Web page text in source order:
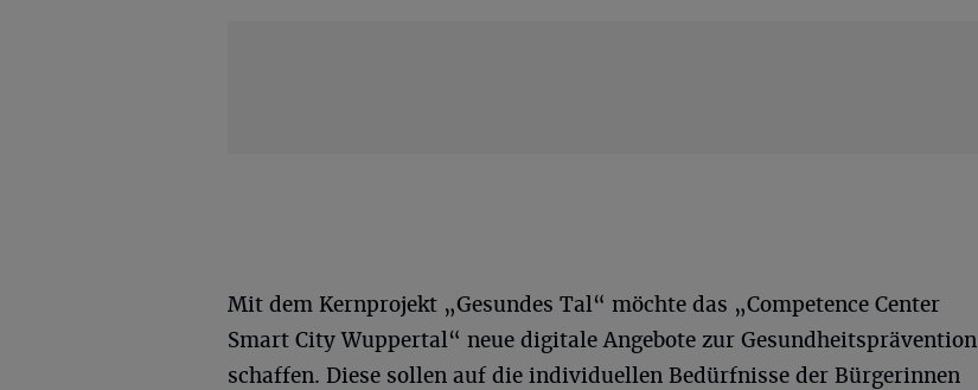
Mit dem Kernprojekt „Gesundes Tal“ möchte das „Competence Center
Smart City Wuppertal“ neue digitale Angebote zur Gesundheitsprävention
schaffen. Diese sollen auf die individuellen Bedürfnisse der Bürgerinnen